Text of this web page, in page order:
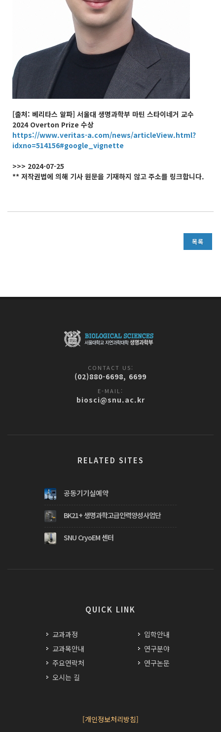
[출처: 베리타스 알파] 서울대 생명과학부 마틴 스타이네거 교수
2024 Overton Prize 수상
https://www.veritas-a.com/news/articleView.html?
idxno=514156#google_vignette
>>> 2024-07-25
** 저작권법에 의해 기사 원문을 기재하지 않고 주소를 링크합니다.
목록
CONTACT US:
(02)880-6698, 6699
E-MAIL:
biosci@snu.ac.kr
RELATED SITES
공동기기실예약
BK21+ 생명과학고급인력양성사업단
SNU CryoEM 센터
QUICK LINK
교과과정
교과목안내
주요연락처
오시는 길
입학안내
연구분야
연구논문
[개인정보처리방침]